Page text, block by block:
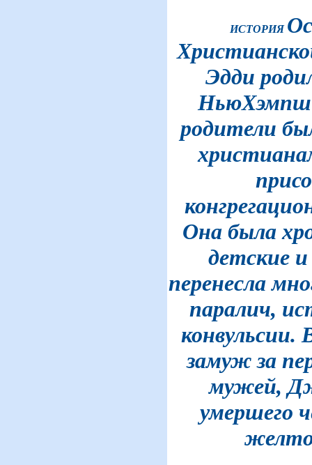
ИСТОРИЯ
Эдди
родители
Она была
детские
перенесла
паралич,
конвульсии.
замуж за
мужей,
умершего